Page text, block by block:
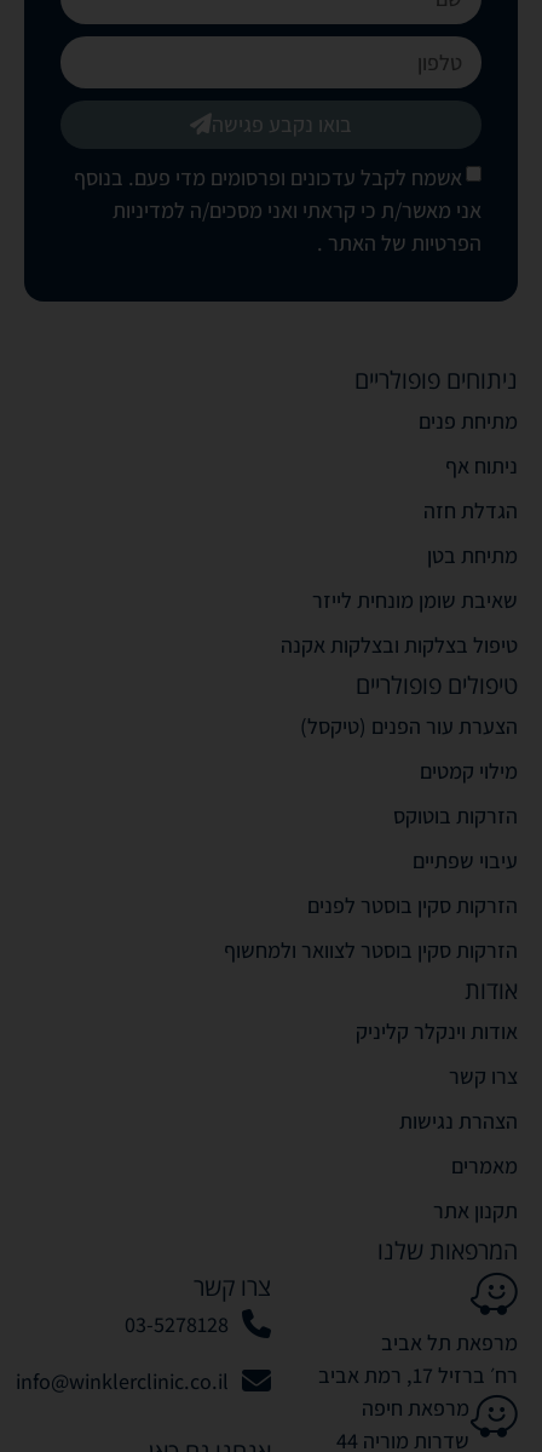
אשמח לקבל עדכונים ופרסומים מדי פעם. בנוסף
אני מאשר/ת כי קראתי ואני מסכים/ה למדיניות
הפרטיות של האתר .
בואו נקבע פגישה
ניתוחים פופולריים
מתיחת פנים
ניתוח אף
הגדלת חזה
מתיחת בטן
שאיבת שומן מונחית לייזר
טיפול בצלקות ובצלקות אקנה
טיפולים פופולריים
הצערת עור הפנים (טיקסל)
מילוי קמטים
הזרקות בוטוקס
עיבוי שפתיים
הזרקות סקין בוסטר לפנים
הזרקות סקין בוסטר לצוואר ולמחשוף
אודות
אודות וינקלר קליניק
צרו קשר
הצהרת נגישות
מאמרים
תקנון אתר
המרפאות שלנו
מרפאת תל אביב
רח׳ ברזיל 17, רמת אביב
מרפאת חיפה
שדרות מוריה 44
צרו קשר
03-5278128
info@winklerclinic.co.il